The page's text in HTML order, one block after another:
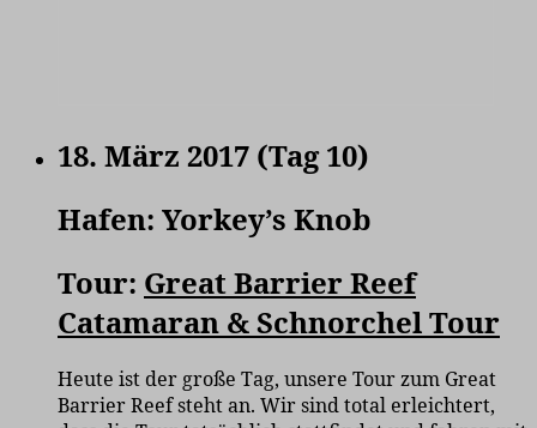
18. März 2017 (Tag 10)
Hafen: Yorkey’s Knob
Tour: Great Barrier Reef
Catamaran & Schnorchel Tour
Heute ist der große Tag, unsere Tour zum Great
Barrier Reef steht an. Wir sind total erleichtert,